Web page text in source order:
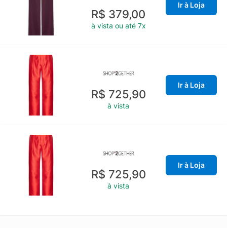
R$ 379,00
à vista ou até 7x
Ir à Loja
R$ 725,90
à vista
Ir à Loja
R$ 725,90
à vista
Ir à Loja